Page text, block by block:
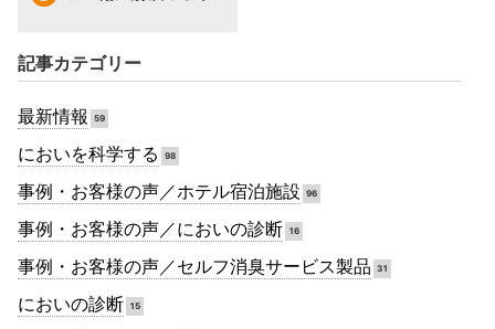
記事カテゴリー
最新情報 59
においを科学する 98
事例・お客様の声／ホテル宿泊施設 96
事例・お客様の声／においの診断 16
事例・お客様の声／セルフ消臭サービス製品 31
においの診断 15